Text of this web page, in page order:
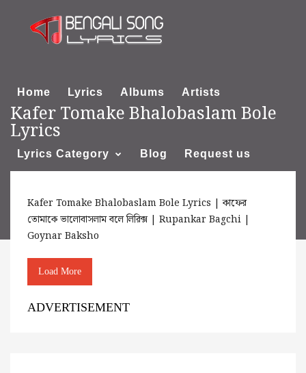
Home Lyrics Albums Artists
Lyrics Category Blog Request us
About us
Kafer Tomake Bhalobaslam Bole
Lyrics
Kafer Tomake Bhalobaslam Bole Lyrics | কাফের
তোমাকে ভালোবাসলাম বলে লিরিক্স | Rupankar Bagchi |
Goynar Baksho
Load More
ADVERTISEMENT